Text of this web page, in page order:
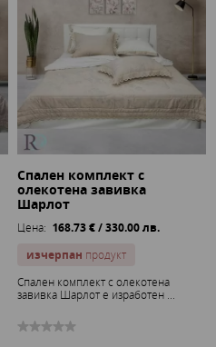
Спален комплект с
олекотена завивка
Шарлот
Цена: 168.73 € / 330.00 лв.
изчерпан продукт
Спален комплект с олекотена
завивка Шарлот е изработен ...